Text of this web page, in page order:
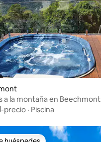
a la montaña en Beechmont
precio · Piscina